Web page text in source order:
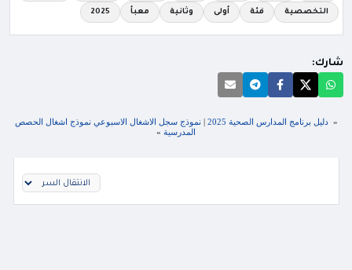
التخصصية فئة أولى وثانية معبأ 2025
شارك:
« دليل برنامج المدارس الصحية 2025 | نموذج سجل الاشغال الاسبوعي نموذج اشغال الحصص
المدرسية »